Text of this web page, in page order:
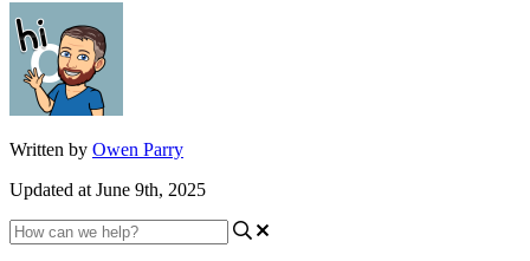
Written by Owen Parry
Updated at June 9th, 2025